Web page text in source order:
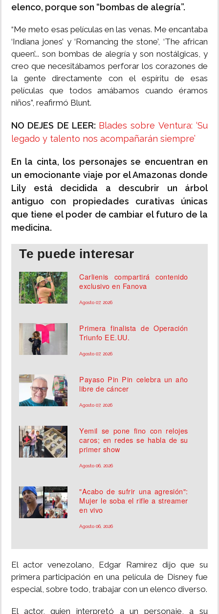
elenco, porque son “bombas de alegría”.
“Me meto esas películas en las venas. Me encantaba
‘Indiana jones’ y ‘Romancing the stone’, ‘The african
queen’... son bombas de alegría y son nostálgicas, y
creo que necesitábamos perforar los corazones de
la gente directamente con el espíritu de esas
películas que todos amábamos cuando éramos
niños”, reafirmó Blunt.
NO DEJES DE LEER: Blades sobre Ventura: ‘Su
legado y talento nos acompañarán siempre’
En la cinta, los personajes se encuentran en
un emocionante viaje por el Amazonas donde
Lily está decidida a descubrir un árbol
antiguo con propiedades curativas únicas
que tiene el poder de cambiar el futuro de la
medicina.
Te puede interesar
Carlienis compartirá contenido
exclusivo en Fanova
Agosto 07, 2026
Primera finalista de Operación
Triunfo EE.UU.
Agosto 07, 2026
Payaso Pin Pin celebra un año
libre de cáncer
Agosto 07, 2026
Yemil se pone fino con relojes
caros; en redes se habla de su
primer show
Agosto 06, 2026
"Acabo de sufrir una agresión":
Mujer le soba el rifle a streamer
en vivo
Agosto 06, 2026
El actor venezolano, Edgar Ramírez dijo que su
primera participación en una película de Disney fue
especial, sobre todo, trabajar con un elenco diverso.
El actor, quien interpretó a un personaje, a su